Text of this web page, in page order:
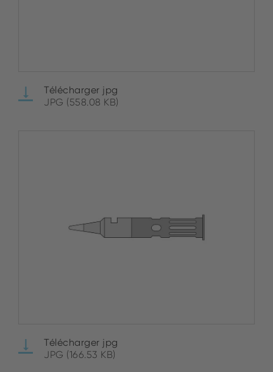
Télécharger jpg
JPG (558.08 KB)
Télécharger jpg
JPG (166.53 KB)